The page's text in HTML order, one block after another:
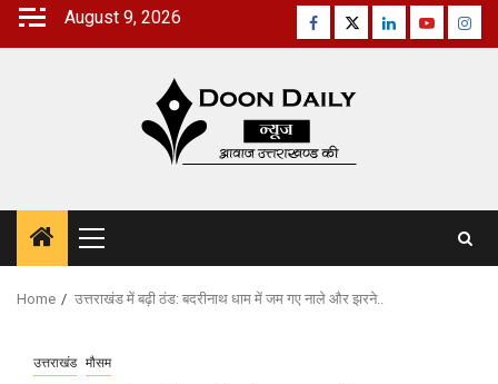
Skip
August 9, 2026 Facebook
TwitterLinkedinYoutube
Primary
Menu
Home उत्तराखंड में बढ़ी ठंड: बदरीनाथ धाम में जम गए नाले और झरने..
उत्तराखंड मौसम